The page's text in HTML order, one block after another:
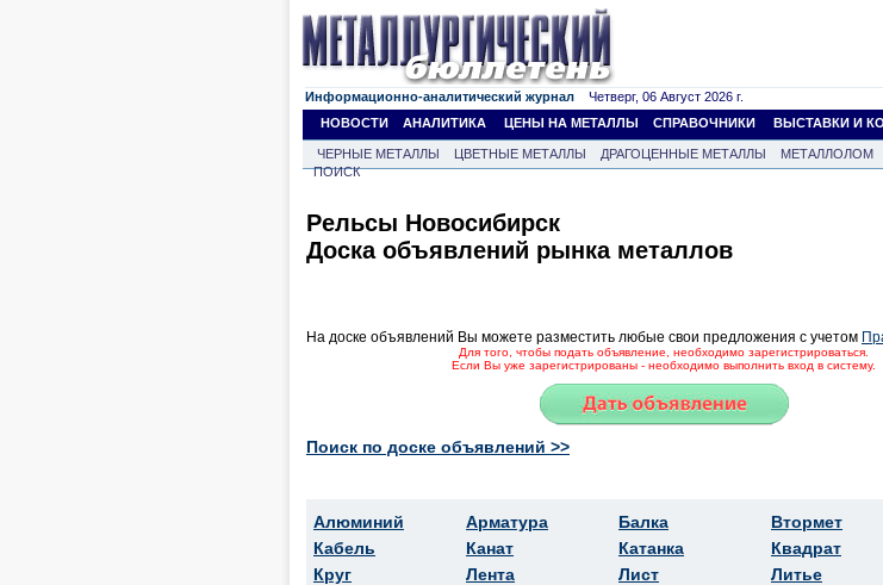
Информационно-аналитический журнал Четверг, 06 Август 2026 г.
НОВОСТИ
АНАЛИТИКА ЦЕНЫ НА МЕТАЛЛЫ СПРАВОЧНИКИ ВЫСТАВКИ И
ЧЕРНЫЕ МЕТАЛЛЫ ЦВЕТНЫЕ МЕТАЛЛЫ ДРАГОЦЕННЫЕ МЕТАЛЛЫ МЕТАЛЛОЛОМ
ПОИСК
Рельсы Новосибирск
Доска объявлений рынка металлов
На доске объявлений Вы можете разместить любые свои предложения с учетом
Для того, чтобы подать объявление, необходимо зарегистрироваться.
Если Вы уже зарегистрированы - необходимо выполнить вход в систему.
Поиск по доске объявлений >>
Алюминий
Кабель
Круг
Арматура
Канат
Лента
Балка
Катанка
Лист
Втормет
Квадрат
Литье